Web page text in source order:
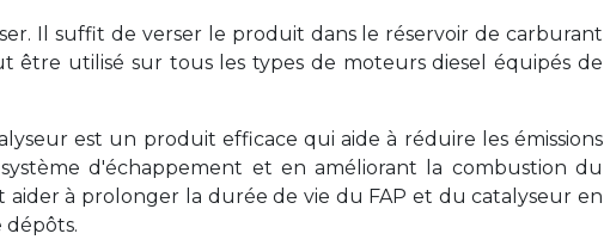
Il suffit de verser le produit dans le réservoir de carburant
être utilisé sur tous les types de moteurs diesel équipés de
est un produit efficace qui aide à réduire les émissions
d'échappement et en améliorant la combustion du
à prolonger la durée de vie du FAP et du catalyseur en